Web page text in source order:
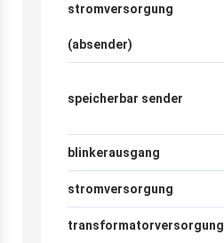
stromversorgung
(absender)
speicherbar sender
blinkerausgang
stromversorgung
transformatorversorgung